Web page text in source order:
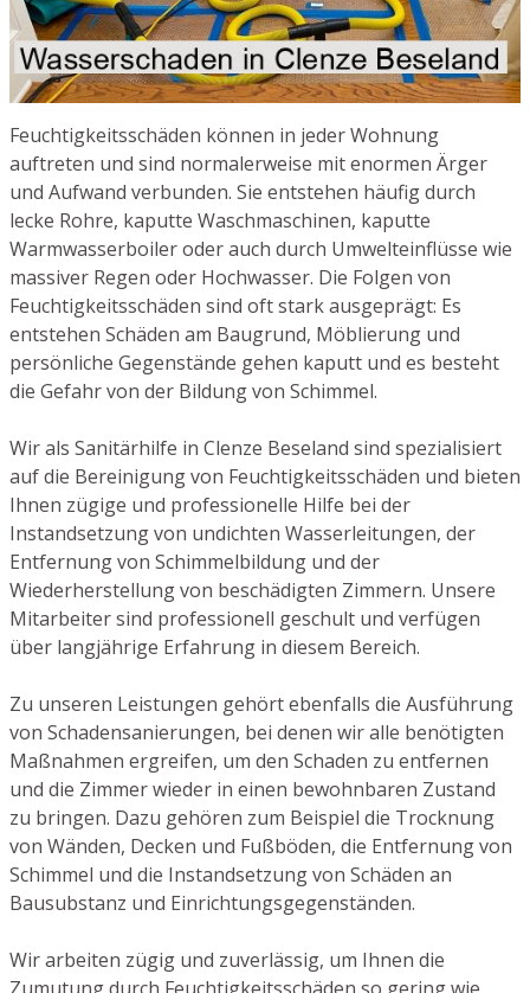
Feuchtigkeitsschäden können in jeder Wohnung
auftreten und sind normalerweise mit enormen Ärger
und Aufwand verbunden. Sie entstehen häufig durch
lecke Rohre, kaputte Waschmaschinen, kaputte
Warmwasserboiler oder auch durch Umwelteinflüsse wie
massiver Regen oder Hochwasser. Die Folgen von
Feuchtigkeitsschäden sind oft stark ausgeprägt: Es
entstehen Schäden am Baugrund, Möblierung und
persönliche Gegenstände gehen kaputt und es besteht
die Gefahr von der Bildung von Schimmel.
Wir als Sanitärhilfe in Clenze Beseland sind spezialisiert
auf die Bereinigung von Feuchtigkeitsschäden und bieten
Ihnen zügige und professionelle Hilfe bei der
Instandsetzung von undichten Wasserleitungen, der
Entfernung von Schimmelbildung und der
Wiederherstellung von beschädigten Zimmern. Unsere
Mitarbeiter sind professionell geschult und verfügen
über langjährige Erfahrung in diesem Bereich.
Zu unseren Leistungen gehört ebenfalls die Ausführung
von Schadensanierungen, bei denen wir alle benötigten
Maßnahmen ergreifen, um den Schaden zu entfernen
und die Zimmer wieder in einen bewohnbaren Zustand
zu bringen. Dazu gehören zum Beispiel die Trocknung
von Wänden, Decken und Fußböden, die Entfernung von
Schimmel und die Instandsetzung von Schäden an
Bausubstanz und Einrichtungsgegenständen.
Wir arbeiten zügig und zuverlässig, um Ihnen die